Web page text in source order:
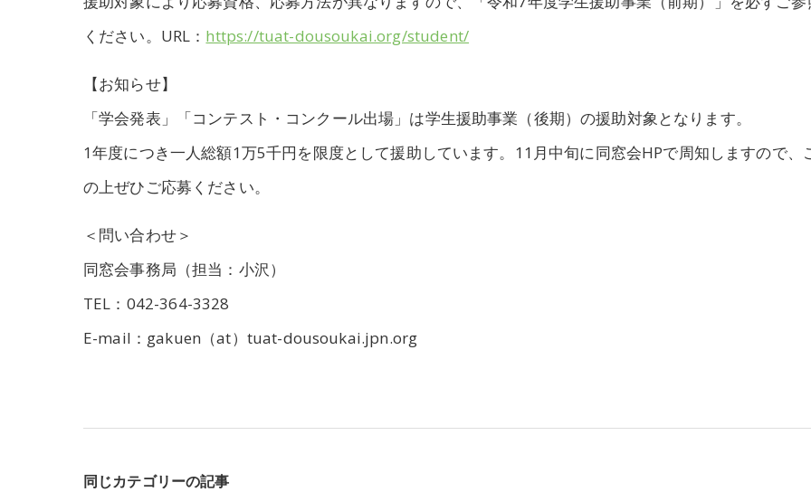
ください。URL： https://tuat-dousoukai.org/student/
【お知らせ】
「学会発表」「コンテスト・コンクール出場」は学生援助事業（後期）の援助対象となります。
1年度につき一人総額1万5千円を限度として援助しています。11月中旬に同窓会HPで周知しますので、
の上ぜひご応募ください。
＜問い合わせ＞
同窓会事務局（担当：小沢）
TEL：042-364-3328
E-mail：gakuen（at）tuat-dousoukai.jpn.org
同じカテゴリーの記事